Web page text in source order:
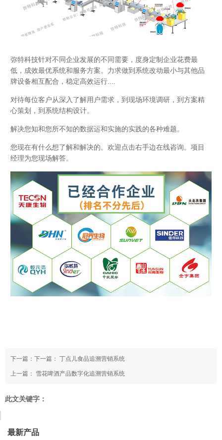
弥特科技针对不同企业发展的不同需要，度身定制企业花费最
低，成效最优系统和服务方案。力求做到系统改动最小与其他品
牌设备相互配合，稳定高效运行....
对待每位客户从深入了解用户需求，到现场环境调研，到方案精
心策划，到系统结构设计。
解决您知和您所不知的数据运和实施的实践的各种难题。
您现在有什么想了解和解决的。欢迎点击右手边在线咨询。项目
经理为您现场解答。
下一篇：下一篇：丁点儿食品追溯营销系统
上一篇： 雪花啤酒产品数字化追溯营销系统
此文关键字：
最新产品